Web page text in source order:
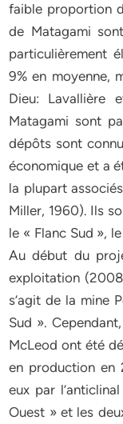
faible proportion
de Matagami
particulièrement
9% en moyenne,
Dieu: Lavallière
Matagami sont
dépôts sont
économique et a
la plupart
Miller, 1960). Ils
le « Flanc Sud »,
Au début du
exploitation
s’agit de la mine
Sud ».
McLeod ont été
en production en
eux par
Ouest » et les